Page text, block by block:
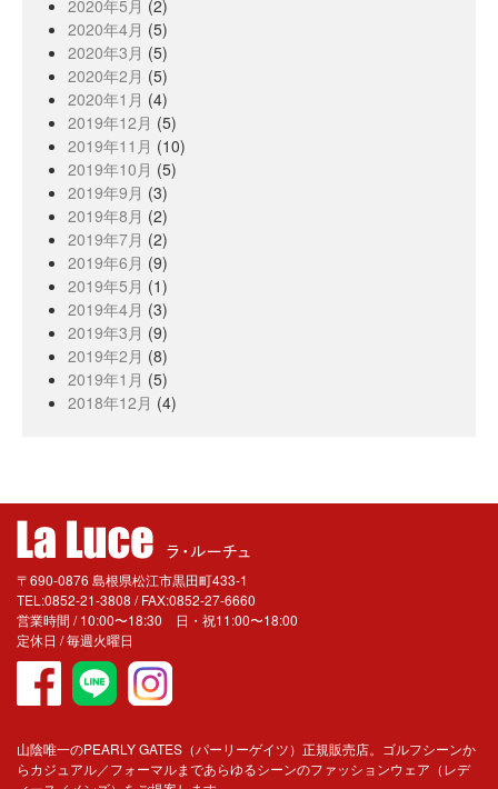
2020年5月 (2)
2020年4月 (5)
2020年3月 (5)
2020年2月 (5)
2020年1月 (4)
2019年12月 (5)
2019年11月 (10)
2019年10月 (5)
2019年9月 (3)
2019年8月 (2)
2019年7月 (2)
2019年6月 (9)
2019年5月 (1)
2019年4月 (3)
2019年3月 (9)
2019年2月 (8)
2019年1月 (5)
2018年12月 (4)
〒690-0876 島根県松江市黒田町433-1
TEL:0852-21-3808 / FAX:0852-27-6660
営業時間 / 10:00〜18:30 日・祝11:00〜18:00
定休日 / 毎週火曜日
山陰唯一のPEARLY GATES（パーリーゲイツ）正規販売店。ゴルフシーンか
らカジュアル／フォーマルまであらゆるシーンのファッションウェア（レデ